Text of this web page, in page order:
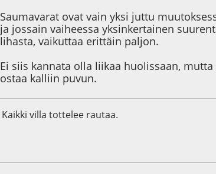
Saumavarat ovat vain yksi juttu
ja jossain vaiheessa yksinkertainen
lihasta, vaikuttaa erittäin paljon.
Ei siis kannata olla liikaa huolissaan,
ostaa kalliin puvun.
Kaikki villa tottelee rautaa.